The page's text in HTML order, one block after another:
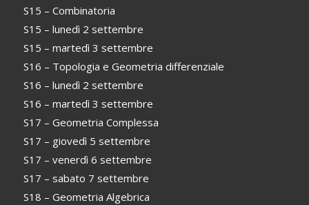
S15 – Combinatoria
S15 – lunedì 2 settembre
S15 – martedì 3 settembre
S16 – Topologia e Geometria differenziale
S16 – lunedì 2 settembre
S16 – martedì 3 settembre
S17 – Geometria Complessa
S17 – giovedì 5 settembre
S17 – venerdì 6 settembre
S17 – sabato 7 settembre
S18 – Geometria Algebrica